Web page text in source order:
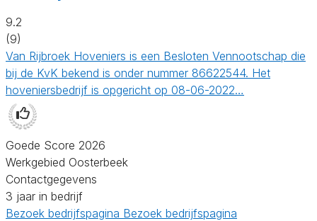
9.2
(9)
Van Rijbroek Hoveniers is een Besloten Vennootschap die
bij de KvK bekend is onder nummer 86622544. Het
hoveniersbedrijf is opgericht op 08-06-2022…
Goede Score 2026
Werkgebied Oosterbeek
Contactgegevens
3 jaar in bedrijf
Bezoek bedrijfspagina Bezoek bedrijfspagina